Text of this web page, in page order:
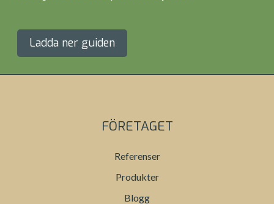
Ladda ner guiden
FÖRETAGET
Referenser
Produkter
Blogg